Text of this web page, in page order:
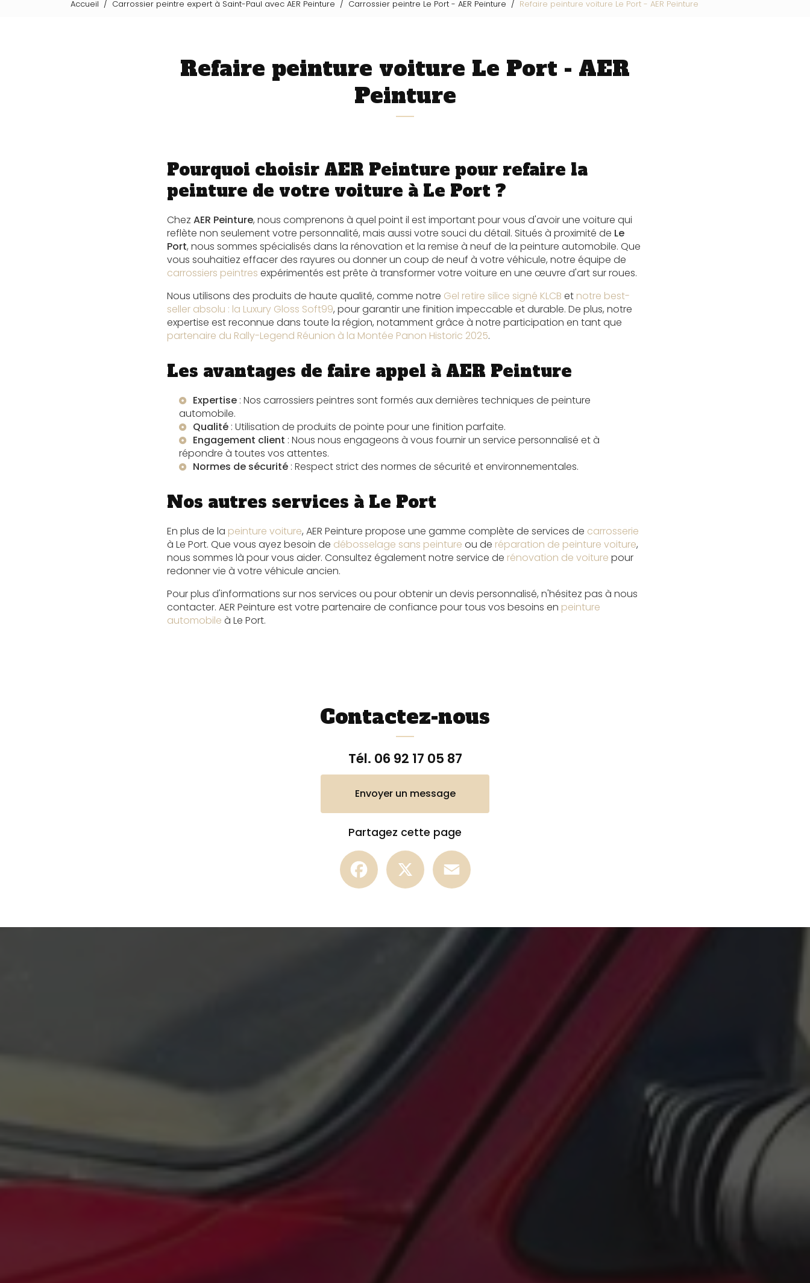
Accueil Carrossier peintre expert à Saint-Paul avec AER Peinture Carrossier peintre Le Port - AER Peinture Refaire peinture voiture Le Port - AER Peinture
Refaire peinture voiture Le Port - AER
Peinture
Pourquoi choisir AER Peinture pour refaire la
peinture de votre voiture à Le Port ?
Chez AER Peinture, nous comprenons à quel point il est important pour vous d'avoir une voiture qui
reflète non seulement votre personnalité, mais aussi votre souci du détail. Situés à proximité de Le
Port, nous sommes spécialisés dans la rénovation et la remise à neuf de la peinture automobile. Que
vous souhaitiez effacer des rayures ou donner un coup de neuf à votre véhicule, notre équipe de
carrossiers peintres expérimentés est prête à transformer votre voiture en une œuvre d'art sur roues.
Nous utilisons des produits de haute qualité, comme notre Gel retire silice signé KLCB et notre best-
seller absolu : la Luxury Gloss Soft99, pour garantir une finition impeccable et durable. De plus, notre
expertise est reconnue dans toute la région, notamment grâce à notre participation en tant que
partenaire du Rally-Legend Réunion à la Montée Panon Historic 2025.
Les avantages de faire appel à AER Peinture
Expertise : Nos carrossiers peintres sont formés aux dernières techniques de peinture
automobile.
Qualité : Utilisation de produits de pointe pour une finition parfaite.
Engagement client : Nous nous engageons à vous fournir un service personnalisé et à
répondre à toutes vos attentes.
Normes de sécurité : Respect strict des normes de sécurité et environnementales.
Nos autres services à Le Port
En plus de la peinture voiture, AER Peinture propose une gamme complète de services de carrosserie
à Le Port. Que vous ayez besoin de débosselage sans peinture ou de réparation de peinture voiture,
nous sommes là pour vous aider. Consultez également notre service de rénovation de voiture pour
redonner vie à votre véhicule ancien.
Pour plus d'informations sur nos services ou pour obtenir un devis personnalisé, n'hésitez pas à nous
contacter. AER Peinture est votre partenaire de confiance pour tous vos besoins en peinture
automobile à Le Port.
Contactez-nous
Tél. 06 92 17 05 87
Envoyer un message
Partagez cette page
Facebook